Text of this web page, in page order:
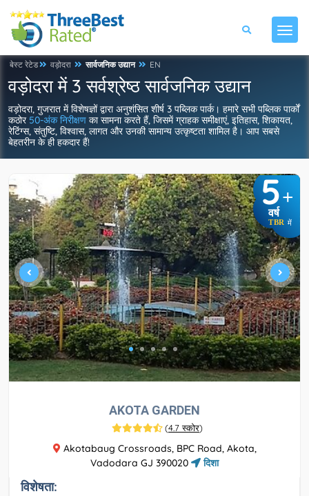
बेस्ट रेटेड वड़ोदरा सार्वजनिक उद्यान EN
वड़ोदरा में 3 सर्वश्रेष्ठ सार्वजनिक उद्यान
वड़ोदरा, गुजरात में विशेषज्ञों द्वारा अनुशंसित शीर्ष 3 पब्लिक पार्क। हमारे सभी पब्लिक पार्कों
कठोर 50-अंक निरीक्षण का सामना करते हैं, जिसमें ग्राहक समीक्षाएं, इतिहास, शिकायत,
रेटिंग्स, संतुष्टि, विश्वास, लागत और उनकी सामान्य उत्कृष्टता शामिल है। आप सबसे
बेहतरीन के ही हकदार हैं!
5+
वर्ष
TBR में
AKOTA GARDEN
(4.7 स्कोर)
Akotabaug Crossroads, BPC Road, Akota,
Vadodara GJ 390020
दिशा
विशेषता: